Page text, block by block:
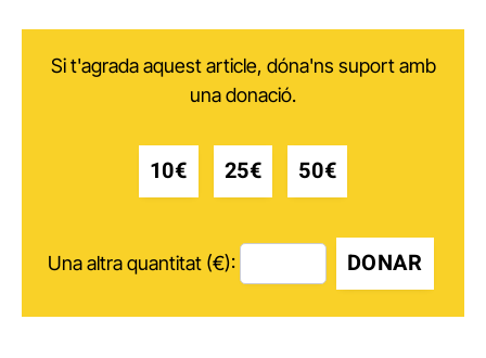
Si t'agrada aquest article, dóna'ns suport amb
una donació.
10€ 25€ 50€
Una altra quantitat (€): DONAR